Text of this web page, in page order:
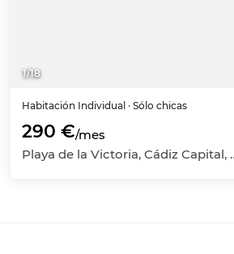
1/18
Habitación Individual · Sólo chicas
290 €/mes
Playa de la